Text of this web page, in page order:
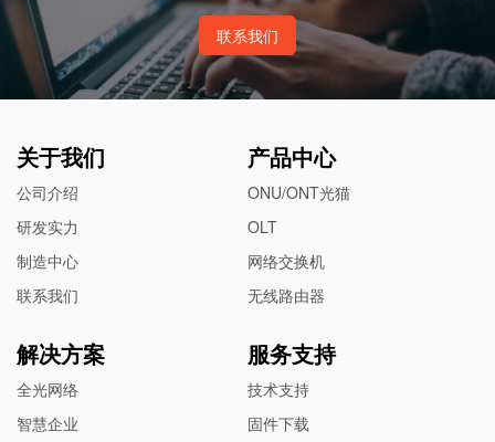
联系我们
关于我们
公司介绍
研发实力
制造中心
联系我们
产品中心
ONU/ONT光猫
OLT
网络交换机
无线路由器
解决方案
全光网络
智慧企业
服务支持
技术支持
固件下载